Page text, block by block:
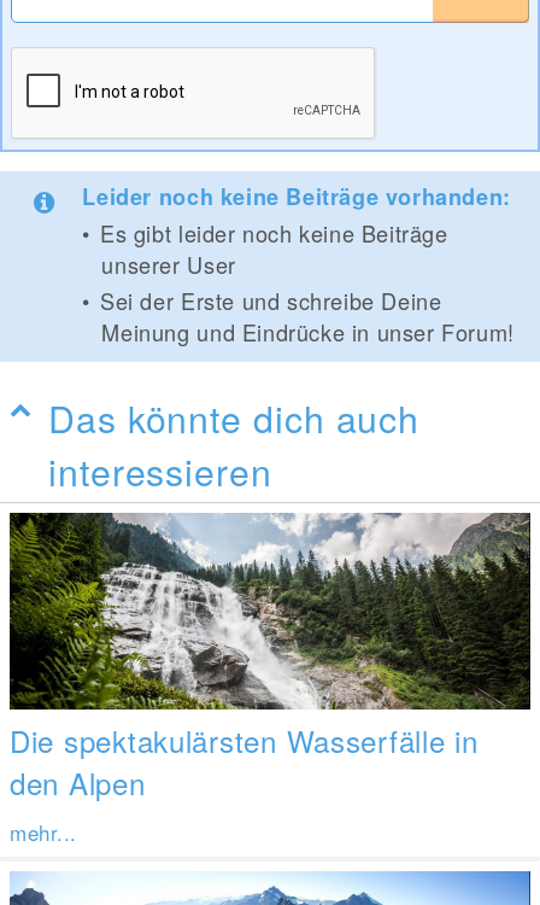
Leider noch keine Beiträge vorhanden:
Es gibt leider noch keine Beiträge
unserer User
Sei der Erste und schreibe Deine
Meinung und Eindrücke in unser Forum!
Das könnte dich auch
interessieren
Die spektakulärsten Wasserfälle in
den Alpen
mehr...